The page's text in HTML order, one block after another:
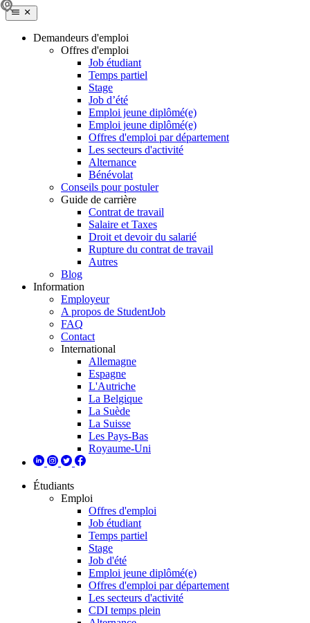
Demandeurs d'emploi
Offres d'emploi
Job étudiant
Temps partiel
Stage
Job d’été
Emploi jeune diplômé(e)
Emploi jeune diplômé(e)
Offres d'emploi par département
Les secteurs d'activité
Alternance
Bénévolat
Conseils pour postuler
Guide de carrière
Contrat de travail
Salaire et Taxes
Droit et devoir du salarié
Rupture du contrat de travail
Autres
Blog
Information
Employeur
A propos de StudentJob
FAQ
Contact
International
Allemagne
Espagne
L'Autriche
La Belgique
La Suède
La Suisse
Les Pays-Bas
Royaume-Uni
Étudiants
Emploi
Offres d'emploi
Job étudiant
Temps partiel
Stage
Job d'été
Emploi jeune diplômé(e)
Offres d'emploi par département
Les secteurs d'activité
CDI temps plein